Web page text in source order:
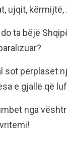
ujqit, kërmijtë,
ta bëjë
sot përplaset
e gjallë që
nga